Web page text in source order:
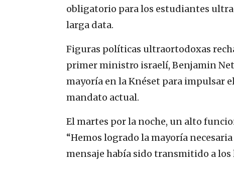
obligatorio para los estudiantes
larga data.
Figuras políticas ultraortodoxas
primer ministro israelí, Benjamin
mayoría en la Knéset para impulsar
mandato actual.
El martes por la noche, un alto
“Hemos logrado la mayoría
mensaje había sido transmitido a los